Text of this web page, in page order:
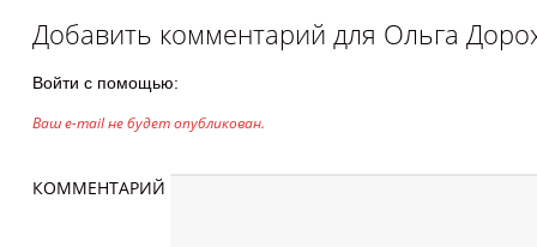
Добавить комментарий для Ольга
Войти с помощью:
Ваш e-mail не будет опубликован.
КОММЕНТАРИЙ